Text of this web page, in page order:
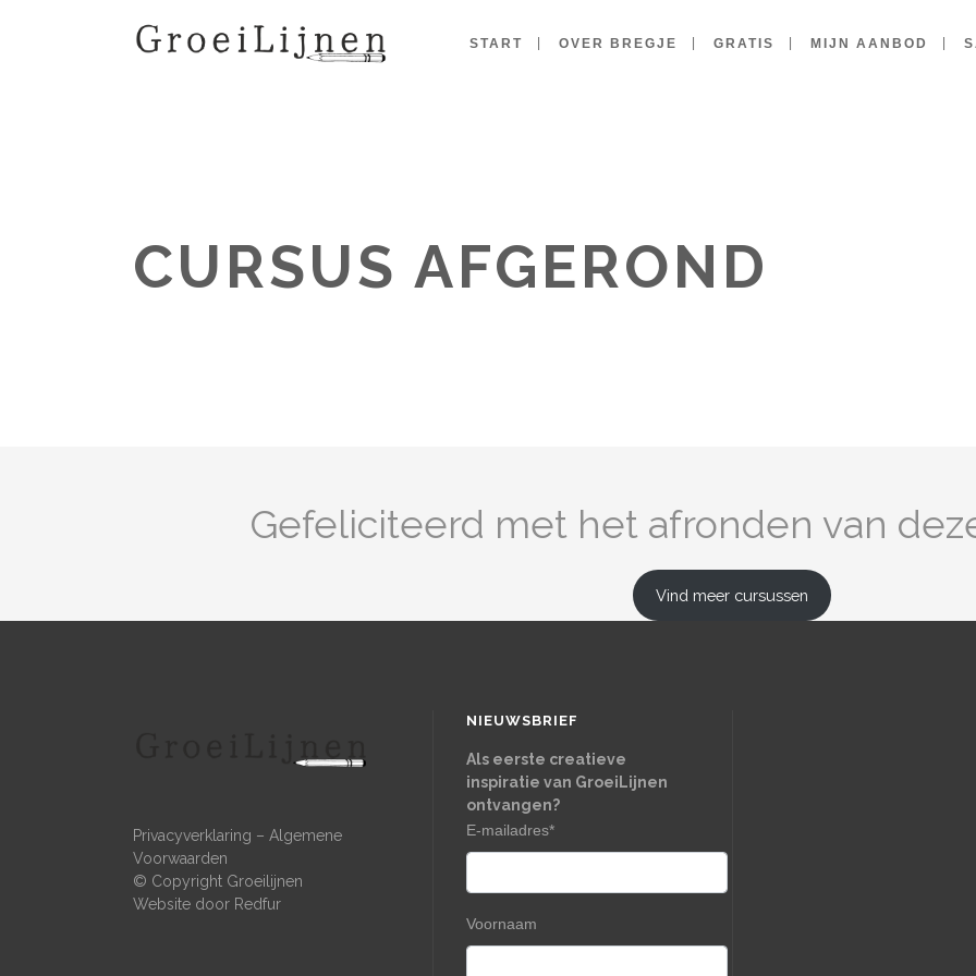
START OVER BREGJE GRATIS MIJN AANBOD
CURSUS AFGEROND
Gefeliciteerd met het afronden van
Vind meer cursussen
Privacyverklaring – Algemene
Voorwaarden
© Copyright Groeilijnen
Website door Redfur
NIEUWSBRIEF
Als eerste creatieve
inspiratie van GroeiLijnen
ontvangen?
E-mailadres*
Voornaam